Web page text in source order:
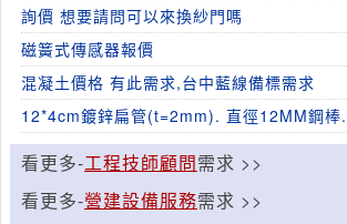
詢價 想要請問可以來換紗門嗎
磁簧式傳感器報價
混凝土價格 有此需求,台中藍線備標需求
12*4cm鍍鋅扁管(t=2mm). 直徑12MM鋼棒..鍍
鋅鋼板(t=9mm
看更多-工程技師顧問需求 >>
看更多-營建設備服務需求 >>